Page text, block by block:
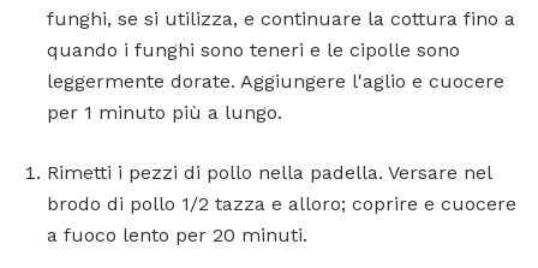
funghi, se si utilizza, e continuare la cottura fino a
quando i funghi sono teneri e le cipolle sono
leggermente dorate. Aggiungere l'aglio e cuocere
per 1 minuto più a lungo.
Rimetti i pezzi di pollo nella padella. Versare nel
brodo di pollo 1/2 tazza e alloro; coprire e cuocere
a fuoco lento per 20 minuti.